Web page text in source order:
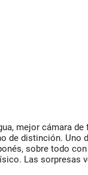
mejor cámara de
de distinción. Uno
sobre todo
Las sorpresas